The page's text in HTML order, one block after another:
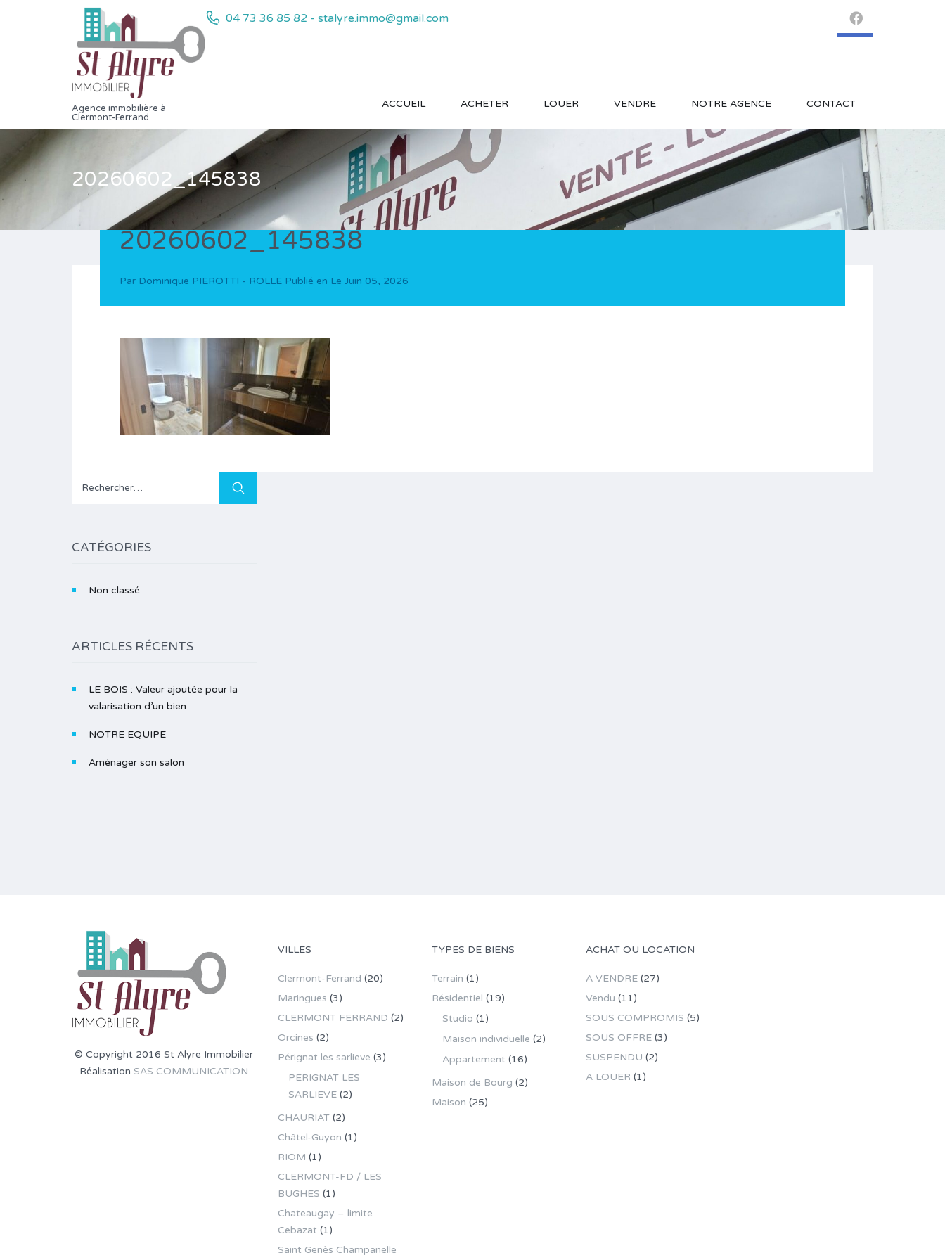
Agence immobilière à
Clermont-Ferrand
04 73 36 85 82 - stalyre.immo@gmail.com
ACCUEIL ACHETER LOUER VENDRE NOTRE AGENCE CONTACT
20260602_145838
20260602_145838
Par Dominique PIEROTTI - ROLLE Publié en Le Juin 05, 2026
Rechercher :
CATÉGORIES
Non classé
ARTICLES RÉCENTS
LE BOIS : Valeur ajoutée pour la
valarisation d’un bien
NOTRE EQUIPE
Aménager son salon
© Copyright 2016 St Alyre Immobilier
Réalisation SAS COMMUNICATION
VILLES
Clermont-Ferrand (20)
Maringues (3)
CLERMONT FERRAND (2)
Orcines (2)
Pérignat les sarlieve (3)
PERIGNAT LES
SARLIEVE(2)
CHAURIAT(2)
Châtel-Guyon (1)
RIOM (1)
CLERMONT-FD / LES
BUGHES (1)
Chateaugay – limite
Cebazat (1)
Saint Genès Champanelle
TYPES DE BIENS
Terrain (1)
Résidentiel (19)
Studio (1)
Maison individuelle (2)
Appartement (16)
Maison de Bourg (2)
Maison (25)
ACHAT OU LOCATION
A VENDRE (27)
Vendu (11)
SOUS COMPROMIS (5)
SOUS OFFRE (3)
SUSPENDU (2)
A LOUER (1)